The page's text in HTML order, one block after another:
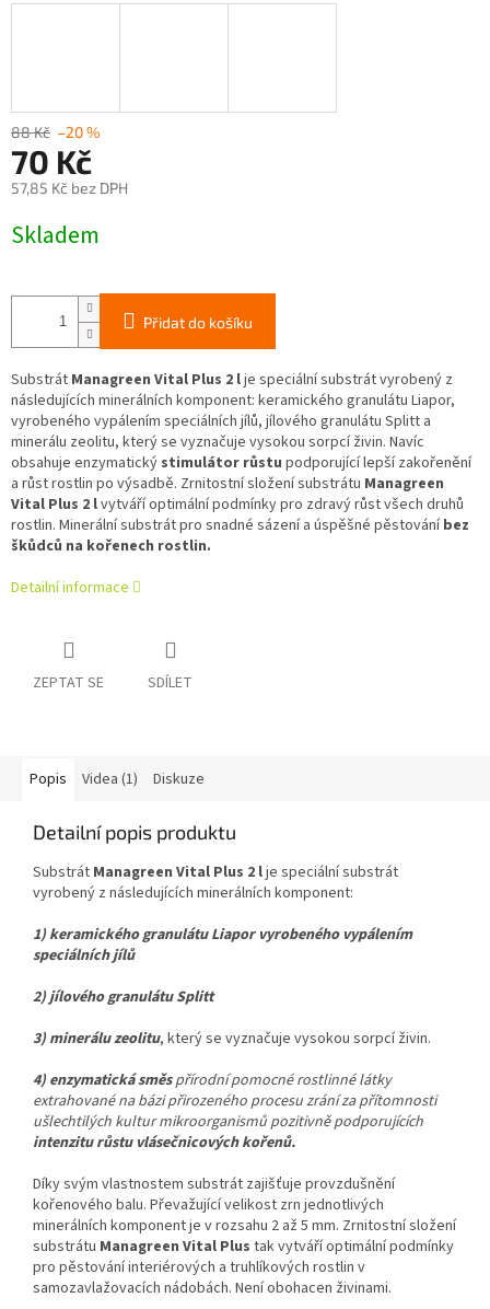
88 Kč –20 %
70 Kč
57,85 Kč bez DPH
cena:
Skladem
Přidat do košíku
Substrát Managreen Vital Plus 2 lje speciální substrát vyrobený z
následujících minerálních komponent: keramického granulátu Liapor,
vyrobeného vypálením speciálních jílů, jílového granulátu Splitt a
minerálu zeolitu, který se vyznačuje vysokou sorpcí živin. Navíc
obsahuje enzymatický stimulátor růstu podporující lepší zakořenění
a růst rostlin po výsadbě. Zrnitostní složení substrátu Managreen
Vital Plus 2 lvytváří optimální podmínky pro zdravý růst všech druhů
rostlin. Minerální substrát pro snadné sázení a úspěšné pěstováníbez
škůdců na kořenech rostlin.
Detailní informace
ZEPTAT SE SDÍLET
Popis Videa (1) Diskuze
Detailní popis produktu
Substrát Managreen Vital Plus 2 lje speciální substrát
vyrobený z následujících minerálních komponent:
1) keramického granulátu Liapor vyrobeného vypálením
speciálních jílů
2) jílového granulátu Splitt
3) minerálu zeolitu, který se vyznačuje vysokou sorpcí živin.
4) enzymatická směspřírodní pomocné rostlinné látky
extrahované na bázi přirozeného procesu zrání za přítomnosti
ušlechtilých kultur mikroorganismů pozitivně podporujících
intenzitu růstu vlásečnicových kořenů.
Díky svým vlastnostem substrát zajišťuje provzdušnění
kořenového balu. Převažující velikost zrn jednotlivých
minerálních komponent je v rozsahu 2 až 5 mm. Zrnitostní složení
substrátu Managreen Vital Plus tak vytváří optimální podmínky
pro pěstování interiérových a truhlíkových rostlin v
samozavlažovacích nádobách. Není obohacen živinami.